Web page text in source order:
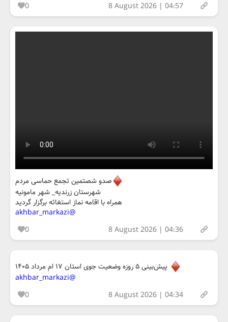
0
8 August 2026 | 04:57
صدو شصتمین تجمع حماسی مردم
شهرستان زرندیه_ شهر مامونیه
همراه با اقامه نماز استغاثه برگزار گردید
@akhbar_markazi
0
8 August 2026 | 04:36
پیش‌بینی ۵ روزه وضعیت جوی استان ۱۷ ام مرداد ۱۴۰۵
@akhbar_markazi
0
8 August 2026 | 04:34